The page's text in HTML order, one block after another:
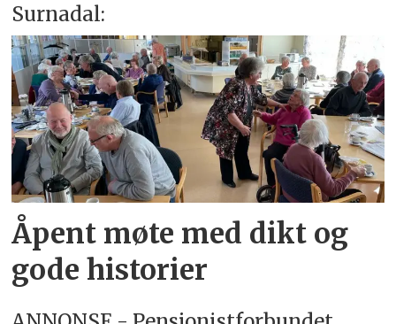
Surnadal:
Åpent møte med dikt og
gode historier